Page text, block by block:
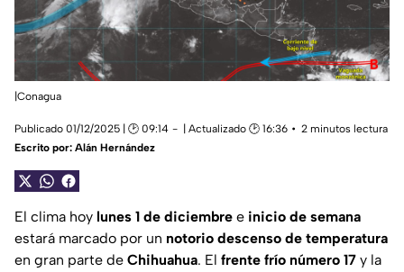
|Conagua
Publicado 01/12/2025 | 🕑 09:14 | Actualizado 🕑 16:36
2 minutos lectura
Escrito por: Alán Hernández
El clima hoy lunes 1 de diciembre e inicio de semana
estará marcado por un notorio descenso de temperatura
en gran parte de Chihuahua. El frente frío número 17 y la